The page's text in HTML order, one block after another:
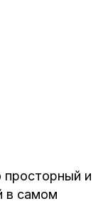
и
в самом